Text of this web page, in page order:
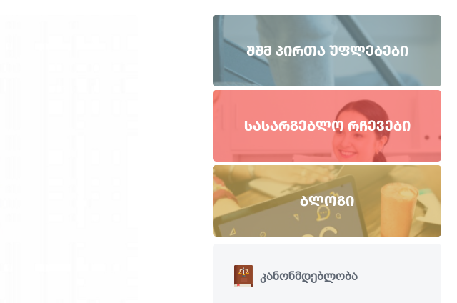
ᲨᲨᲛ ᲞᲘᲠᲗᲐ ᲣᲤᲚᲔᲑᲔᲑᲘ
ᲡᲐᲡᲐᲠᲒᲔᲑᲚᲝ ᲠᲩᲔᲕᲔᲑᲘ
ᲑᲚᲝᲒᲘ
კანონმდებლობა